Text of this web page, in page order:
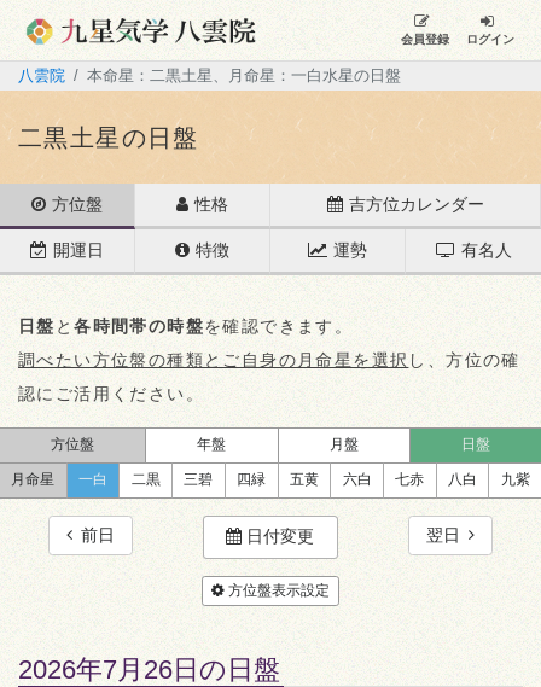
会員登録 ログイン
八雲院 本命星：二黒土星、月命星：一白水星の日盤
二黒土星の日盤
方位盤 性格 吉方位カレンダー
開運日 特徴 運勢 有名人
日盤 と各時間帯の時盤を確認できます。
調べたい方位盤の種類とご自身の月命星を選択 し、方位の確
認にご活用ください。
方位盤 年盤 月盤 日盤
月命星 一白 二黒 三碧 四緑 五黄 六白 七赤 八白 九紫
前日 日付変更 翌日
方位盤表示設定
2026年7月26日の日盤